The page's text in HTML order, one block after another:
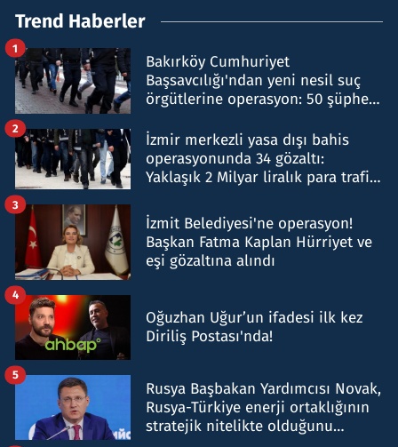
Trend Haberler
Bakırköy Cumhuriyet
Başsavcılığı'ndan yeni nesil suç
örgütlerine operasyon: 50 şüpheli
1
İzmir merkezli yasa dışı bahis
operasyonunda 34 gözaltı:
Yaklaşık 2 Milyar liralık para trafiği
2
İzmit Belediyesi'ne operasyon!
Başkan Fatma Kaplan Hürriyet ve
eşi gözaltına alındı
3
Oğuzhan Uğur’un ifadesi ilk kez
Diriliş Postası'nda!
4
Rusya Başbakan Yardımcısı Novak,
Rusya-Türkiye enerji ortaklığının
stratejik nitelikte olduğunu
5